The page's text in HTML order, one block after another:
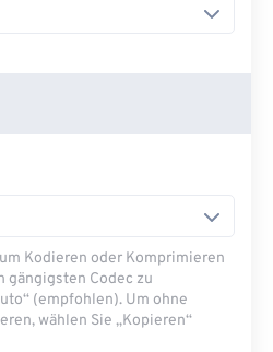
Kodieren oder Komprimieren
gängigsten Codec zu
(empfohlen). Um ohne
wählen Sie „Kopieren“